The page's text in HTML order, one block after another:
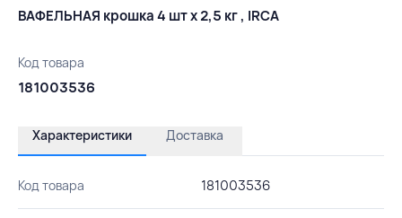
ВАФЕЛЬНАЯ крошка 4 шт х 2,5 кг , IRCA
Код товара
181003536
Характеристики Доставка
Код товара 181003536